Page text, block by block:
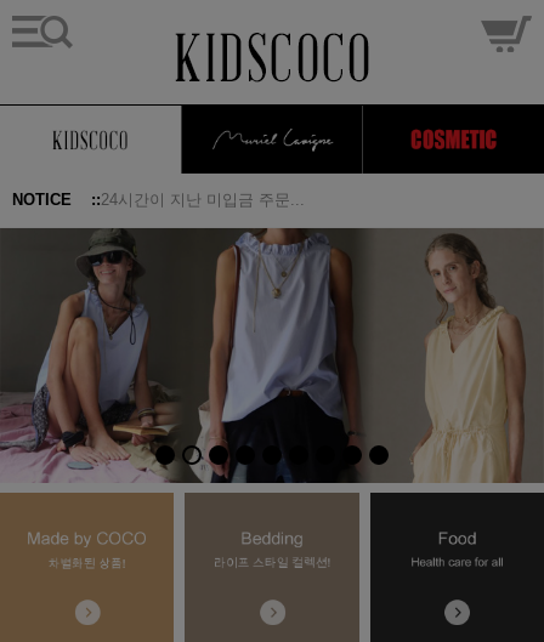
NOTICE ::
[ 그룹별 기준 & 쿠폰 ]
반품,교환 배송비 인상건
배송 및 부분배송 가이드...
24시간이 지난 미입금 주문...